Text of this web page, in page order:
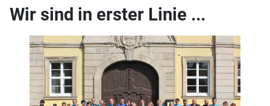
Wir sind in erster Linie ...